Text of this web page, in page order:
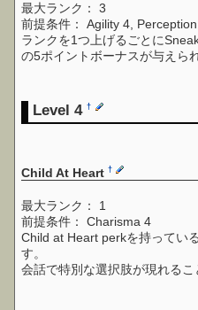
最大ランク： 3
前提条件： Agility 4,
ランクを1つ上げるごとに
の5ポイントボーナスが与えら
Level 4†
Child At Heart†
最大ランク： 1
前提条件： Charisma 4
Child at Heart perkを持ってい
す。
会話で特別な選択肢が現れるこ